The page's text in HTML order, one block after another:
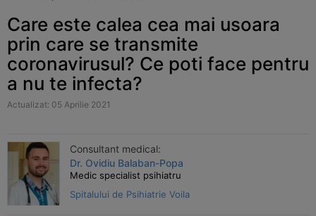
Care este calea cea mai usoara
prin care se transmite
coronavirusul? Ce poti face pentru
a nu te infecta?
Actualizat: 05 Aprilie 2021
Consultant medical:
Dr. Ovidiu Balaban-Popa
Medic specialist psihiatru
Spitalului de Psihiatrie Voila